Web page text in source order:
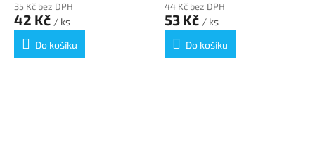
35 Kč bez DPH
42 Kč / ks
Do košíku
44 Kč bez DPH
53 Kč / ks
Do košíku